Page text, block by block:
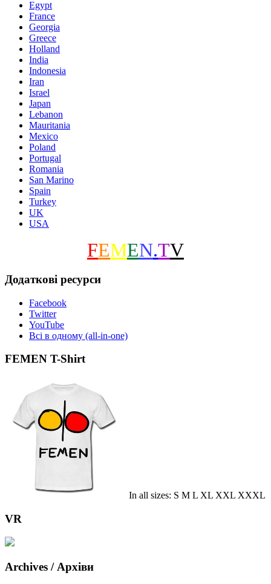
Egypt
France
Georgia
Greece
Holland
India
Indonesia
Iran
Israel
Japan
Lebanon
Mauritania
Mexico
Poland
Portugal
Romania
San Marino
Spain
Turkey
UK
USA
FEMEN.TV
Додаткові ресурси
Facebook
Twitter
YouTube
Всі в одному (all-in-one)
FEMEN T-Shirt
In all sizes: S M L XL XXL XXXL
VR
Archives / Архіви